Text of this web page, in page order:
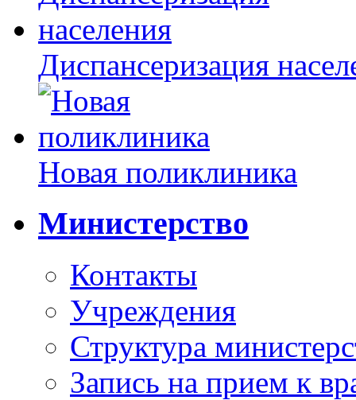
Диспансеризация
Новая поликлиника
Министерство
Контакты
Учреждения
Структура
Запись на прием к